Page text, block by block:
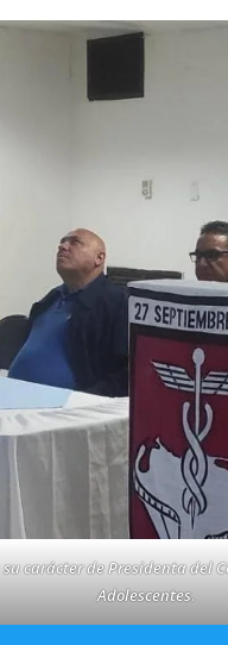
carácter de Presidenta del
Adolescentes.